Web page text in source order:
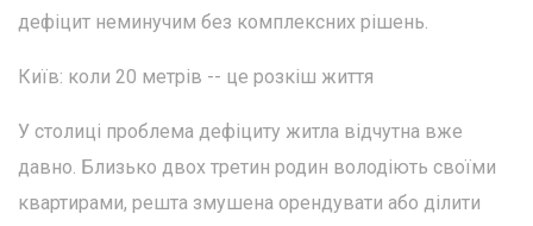
дефіцит неминучим без комплексних рішень.
Київ: коли 20 метрів -- це розкіш життя
У столиці проблема дефіциту житла відчутна вже
давно. Близько двох третин родин володіють своїми
квартирами, решта змушена орендувати або ділити